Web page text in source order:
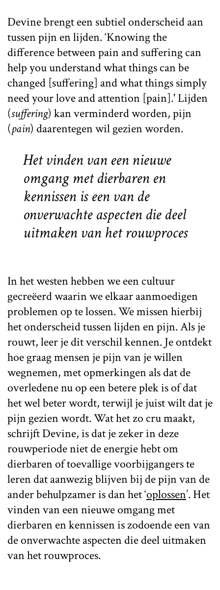
Devine brengt een subtiel onderscheid aan
tussen pijn en lijden. ‘Knowing the
difference between pain and suffering can
help you understand what things can be
changed [suffering] and what things simply
need your love and attention [pain].' Lijden
(suffering) kan verminderd worden, pijn
(pain) daarentegen wil gezien worden.
Het vinden van een nieuwe
omgang met dierbaren en
kennissen is een van de
onverwachte aspecten die deel
uitmaken van het rouwproces
In het westen hebben we een cultuur
gecreëerd waarin we elkaar aanmoedigen
problemen op te lossen. We missen hierbij
het onderscheid tussen lijden en pijn. Als je
rouwt, leer je dit verschil kennen. Je ontdekt
hoe graag mensen je pijn van je willen
wegnemen, met opmerkingen als dat de
overledene nu op een betere plek is of dat
het wel beter wordt, terwijl je juist wilt dat je
pijn gezien wordt. Wat het zo cru maakt,
schrijft Devine, is dat je zeker in deze
rouwperiode niet de energie hebt om
dierbaren of toevallige voorbijgangers te
leren dat aanwezig blijven bij de pijn van de
ander behulpzamer is dan het ‘oplossen’. Het
vinden van een nieuwe omgang met
dierbaren en kennissen is zodoende een van
de onverwachte aspecten die deel uitmaken
van het rouwproces.